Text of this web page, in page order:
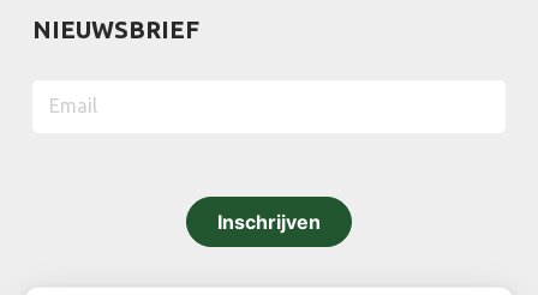
NIEUWSBRIEF
Inschrijven